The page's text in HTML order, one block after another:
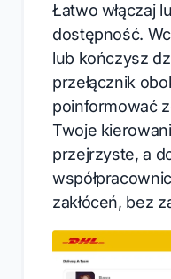
Łatwo włączaj
dostępność.
lub kończysz
przełącznik
poinformować
Twoje
przejrzyste, a
zakłóceń, bez